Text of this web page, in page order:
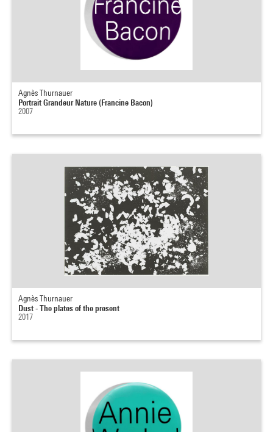
Agnès Thurnauer
Portrait Grandeur Nature (Francine Bacon)
2007
Agnès Thurnauer
Dust - The plates of the present
2017